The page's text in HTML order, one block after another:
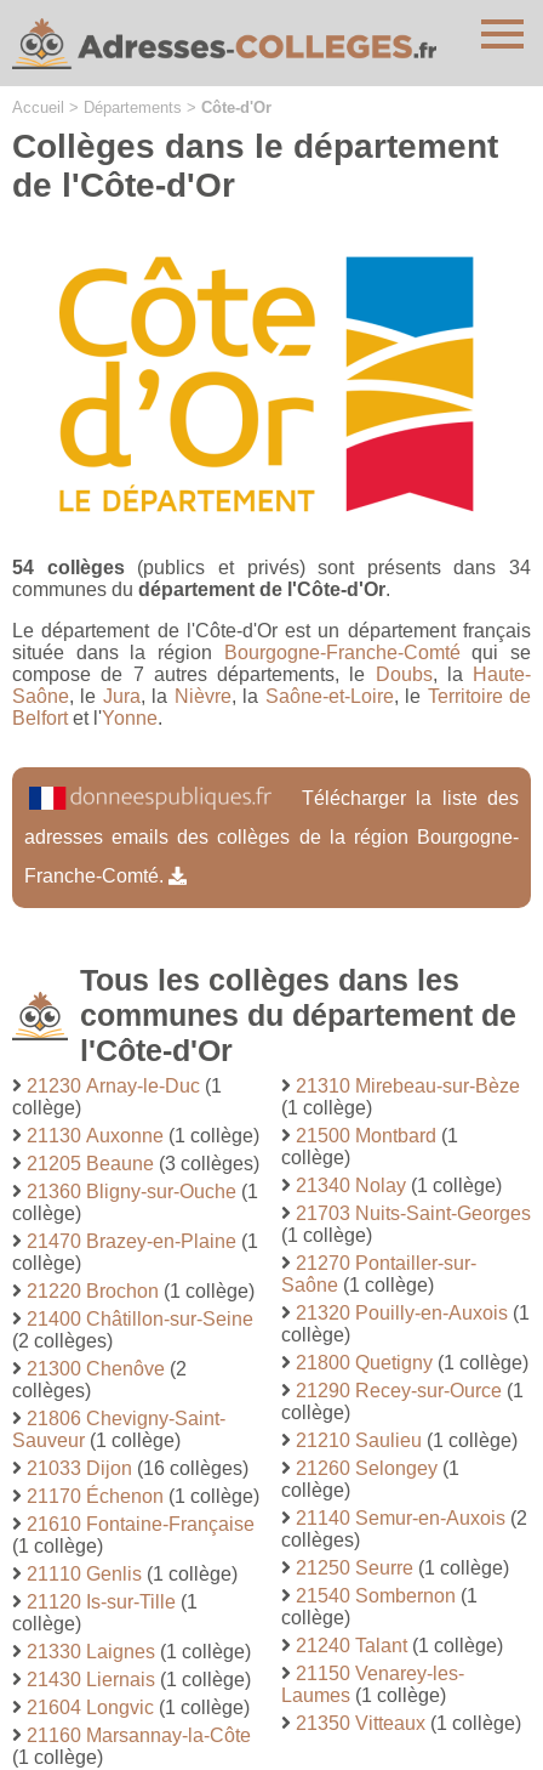
Accueil > Départements > Côte-d'Or
Collèges dans le département
de l'Côte-d'Or
54 collèges(publics et privés) sont présents dans 34
communes du département de l'Côte-d'Or.
Le département de l'Côte-d'Or est un département français
située dans la région
Bourgogne-Franche-Comtéqui se
compose de 7 autres départements, le
Doubs, la
Haute-
Saône, le Jura, la Nièvre, la Saône-et-Loire, le Territoire de
Belfortet l'Yonne.
Télécharger la liste des
adresses emails des collèges de la région Bourgogne-
Franche-Comté.
Tous les collèges dans les
communes du département de
l'Côte-d'Or
21230 Arnay-le-Duc (1
collège)
21130 Auxonne (1 collège)
21205 Beaune (3 collèges)
21360 Bligny-sur-Ouche (1
collège)
21470 Brazey-en-Plaine (1
collège)
21220 Brochon (1 collège)
21400 Châtillon-sur-Seine
(2 collèges)
21300 Chenôve (2
collèges)
21806 Chevigny-Saint-
Sauveur (1 collège)
21033 Dijon (16 collèges)
21170 Échenon (1 collège)
21610 Fontaine-Française
(1 collège)
21110 Genlis (1 collège)
21120 Is-sur-Tille (1
collège)
21330 Laignes (1 collège)
21430 Liernais (1 collège)
21604 Longvic (1 collège)
21160 Marsannay-la-Côte
(1 collège)
21310 Mirebeau-sur-Bèze
(1 collège)
21500 Montbard (1
collège)
21340 Nolay (1 collège)
21703 Nuits-Saint-Georges
(1 collège)
21270 Pontailler-sur-
Saône (1 collège)
21320 Pouilly-en-Auxois (1
collège)
21800 Quetigny (1 collège)
21290 Recey-sur-Ource (1
collège)
21210 Saulieu (1 collège)
21260 Selongey (1
collège)
21140 Semur-en-Auxois (2
collèges)
21250 Seurre (1 collège)
21540 Sombernon (1
collège)
21240 Talant(1 collège)
21150 Venarey-les-
Laumes (1 collège)
21350 Vitteaux (1 collège)